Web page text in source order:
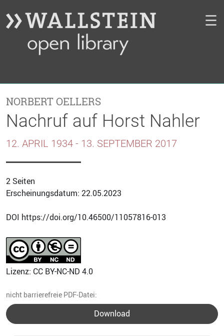
☰
NORBERT OELLERS
Nachruf auf Horst Nahler
12. APRIL 1934 - 13. SEPTEMBER 2017
2 Seiten
Erscheinungsdatum: 22.05.2023
DOI https://doi.org/10.46500/11057816-013
Lizenz: CC BY-NC-ND 4.0
nicht barrierefreie PDF-Datei:
Download